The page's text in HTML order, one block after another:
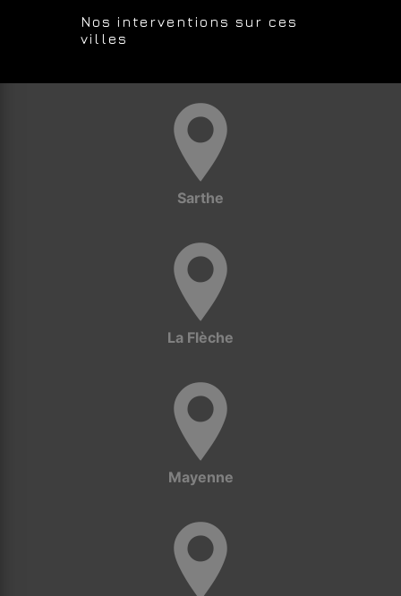
Nos interventions sur ces
villes
Sarthe
La Flèche
Mayenne